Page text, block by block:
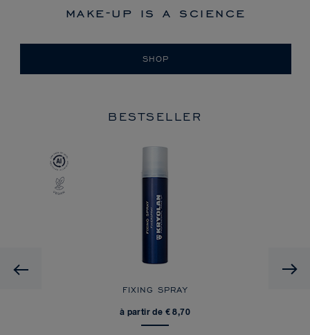
make-up is a science
SHOP
BESTSELLER
FIXING SPRAY
à partir de € 8,70